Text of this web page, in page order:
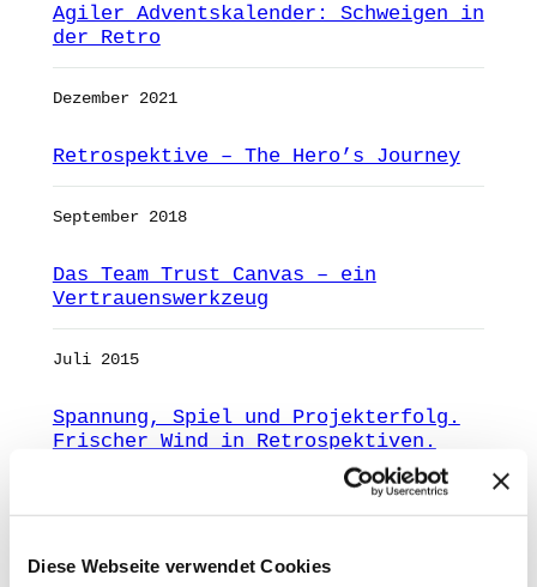
Diese Webseite verwendet Cookies
Agiler Adventskalender: Schweigen in
der Retro
Dezember 2021
Retrospektive – The Hero’s Journey
September 2018
Das Team Trust Canvas – ein
Vertrauenswerkzeug
Juli 2015
Spannung, Spiel und Projekterfolg.
Frischer Wind in Retrospektiven.
Das Maßnahmenboard: Eine Hilfe zum